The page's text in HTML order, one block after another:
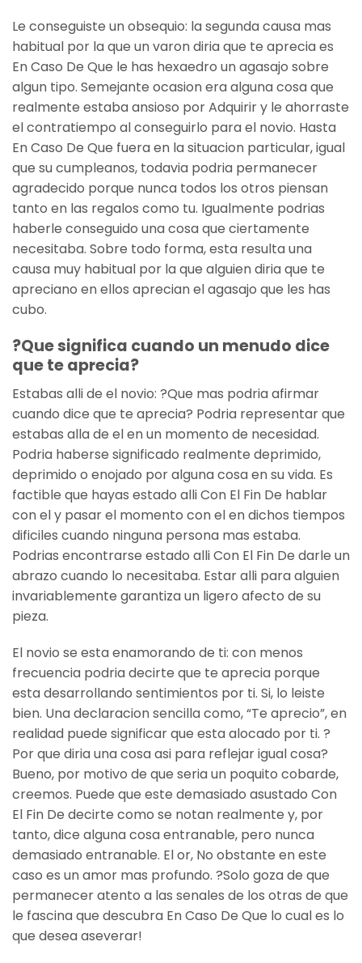
Le conseguiste un obsequio: la segunda causa mas
habitual por la que un varon diria que te aprecia es
En Caso De Que le has hexaedro un agasajo sobre
algun tipo. Semejante ocasion era alguna cosa que
realmente estaba ansioso por Adquirir y le ahorraste
el contratiempo al conseguirlo para el novio. Hasta
En Caso De Que fuera en la situacion particular, igual
que su cumpleanos, todavia podria permanecer
agradecido porque nunca todos los otros piensan
tanto en las regalos como tu. Igualmente podrias
haberle conseguido una cosa que ciertamente
necesitaba. Sobre todo forma, esta resulta una
causa muy habitual por la que alguien diria que te
apreciano en ellos aprecian el agasajo que les has
cubo.
?Que significa cuando un menudo dice
que te aprecia?
Estabas alli de el novio: ?Que mas podria afirmar
cuando dice que te aprecia? Podria representar que
estabas alla de el en un momento de necesidad.
Podria haberse significado realmente deprimido,
deprimido o enojado por alguna cosa en su vida. Es
factible que hayas estado alli Con El Fin De hablar
con el y pasar el momento con el en dichos tiempos
dificiles cuando ninguna persona mas estaba.
Podrias encontrarse estado alli Con El Fin De darle un
abrazo cuando lo necesitaba. Estar alli para alguien
invariablemente garantiza un ligero afecto de su
pieza.
El novio se esta enamorando de ti: con menos
frecuencia podria decirte que te aprecia porque
esta desarrollando sentimientos por ti. Si, lo leiste
bien. Una declaracion sencilla como, “Te aprecio”, en
realidad puede significar que esta alocado por ti. ?
Por que diria una cosa asi para reflejar igual cosa?
Bueno, por motivo de que seri­a un poquito cobarde,
creemos. Puede que este demasiado asustado Con
El Fin De decirte como se notan realmente y, por
tanto, dice alguna cosa entranable, pero nunca
demasiado entranable. El or, No obstante en este
caso es un amor mas profundo. ?Solo goza de que
permanecer atento a las senales de los otras de que
le fascina que descubra En Caso De Que lo cual es lo
que desea aseverar!